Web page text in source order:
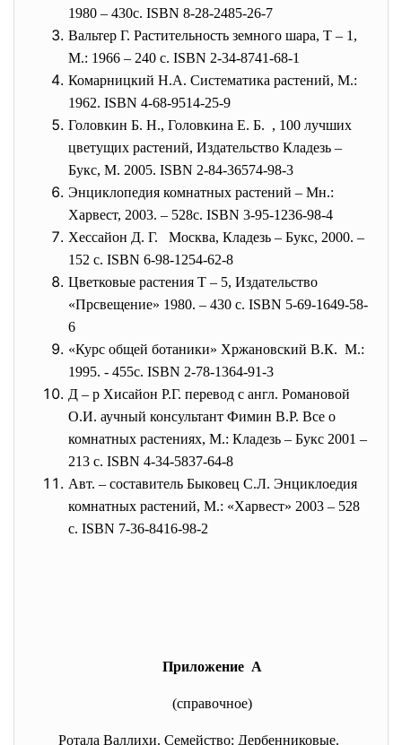
1980 – 430с. ISBN 8-28-2485-26-7
Вальтер Г. Растительность земного шара, Т – 1,
М.: 1966 – 240 с. ISBN 2-34-8741-68-1
Комарницкий Н.А. Систематика растений, М.:
1962. ISBN 4-68-9514-25-9
Головкин Б. Н., Головкина Е. Б. , 100 лучших
цветущих растений, Издательство Кладезь –
Букс, М. 2005. ISBN 2-84-36574-98-3
Энциклопедия комнатных растений – Мн.:
Харвест, 2003. – 528с. ISBN 3-95-1236-98-4
Хессайон Д. Г. Москва, Кладезь – Букс, 2000. –
152 с. ISBN 6-98-1254-62-8
Цветковые растения Т – 5, Издательство
«Прсвещение» 1980. – 430 с. ISBN 5-69-1649-58-
6
«Курс общей ботаники» Хржановский В.К. М.:
1995. - 455с. ISBN 2-78-1364-91-3
Д – р Хисайон Р.Г. перевод с англ. Романовой
О.И. аучный консультант Фимин В.Р. Все о
комнатных растениях, М.: Кладезь – Букс 2001 –
213 с. ISBN 4-34-5837-64-8
Авт. – составитель Быковец С.Л. Энциклоедия
комнатных растений, М.: «Харвест» 2003 – 528
с. ISBN 7-36-8416-98-2
Приложение А
(справочное)
Ротала Валлихи. Семейство: Дербенниковые.